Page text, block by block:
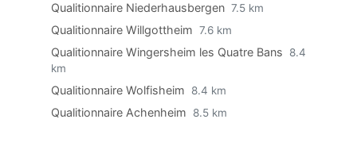
Qualitionnaire Niederhausbergen 7.5 km
Qualitionnaire Willgottheim 7.6 km
Qualitionnaire Wingersheim les Quatre Bans
8.4
km
Qualitionnaire Wolfisheim 8.4 km
Qualitionnaire Achenheim 8.5 km